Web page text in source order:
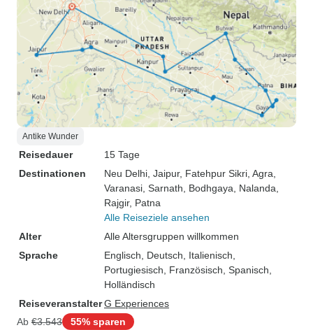
Antike Wunder
Reisedauer
15 Tage
Destinationen
Neu Delhi , Jaipur, Fatehpur Sikri , Agra
Varanasi , Sarnath , Bodhgaya , Nalanda
Rajgir, Patna
Alle Reiseziele ansehen
Alter
Alle Altersgruppen willkommen
Sprache
Englisch, Deutsch, Italienisch,
Portugiesisch, Französisch, Spanisch,
Holländisch
ReiseveranstalterG Experiences
Ab €3.543 55% sparen